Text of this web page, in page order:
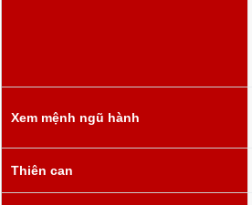
Xem mệnh ngũ hành
Thiên can